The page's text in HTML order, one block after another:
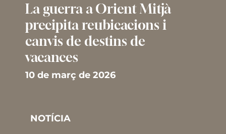
La guerra a Orient Mitjà
precipita reubicacions i
canvis de destins de
vacances
10 de març de 2026
NOTÍCIA